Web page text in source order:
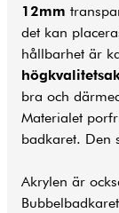
12mm
det kan
hållbarhet är
bra och
Materialet
badkaret. Den
Akrylen är